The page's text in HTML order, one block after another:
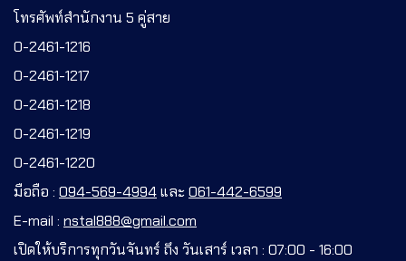
โทรศัพท์สำนักงาน 5 คู่สาย
0-2461-1216
0-2461-1217
0-2461-1218
0-2461-1219
0-2461-1220
มือถือ : 094-569-4994และ061-442-6599
E-mail : nstal888@gmail.com
เปิดให้บริการทุกวันจันทร์ ถึง วันเสาร์ เวลา : 07:00 - 16:00